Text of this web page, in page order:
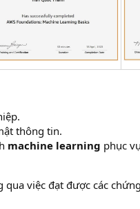
thông tin.
machine learning phục
việc đạt được các